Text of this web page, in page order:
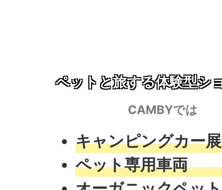
ペットと旅する体験型シ
CAMBYでは
キャンピングカー
ペット専用車両